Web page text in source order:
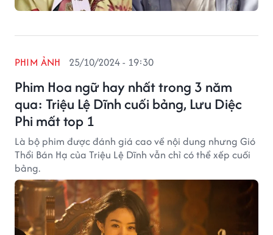
Phim Hoa ngữ hay nhất trong 3 năm
qua: Triệu Lệ Dĩnh cuối bảng, Lưu Diệc
Phi mất top 1
PHIM ẢNH 25/10/2024 - 19:30
Là bộ phim được đánh giá cao về nội dung nhưng Gió
Thổi Bán Hạ của Triệu Lệ Dĩnh vẫn chỉ có thể xếp cuối
bảng.